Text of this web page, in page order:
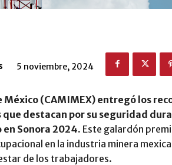
5 noviembre, 2024
(CAMIMEX) entregó los
destacan por su seguridad
Sonora 2024. Este galardón
en la industria minera
de los trabajadores.